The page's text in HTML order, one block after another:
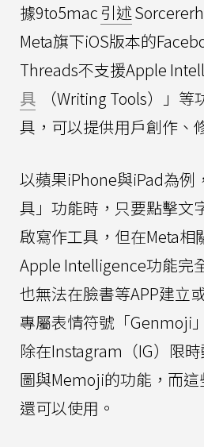
據9to5mac 引述
Meta旗下iOS版本的
Threads不支援Apple
具
（Writing Tools）」
具，可以提供用戶創作、
以蘋果iPhone與iPad為例
具」功能時，只要點擊文
啟寫作工具，但在Meta相
Apple Intelligence功能完
也無法在臉書等APP建立
專屬表情符號「Genmoji
除在Instagram（IG）限
圖與Memoji的功能，而
還可以使用。